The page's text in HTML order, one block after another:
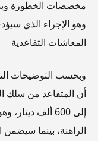
مخصصات الخطورة
وهو الإجراء الذي
المعاشات التقاعدية
وبحسب التوضيحات
إلى 600 ألف
الراهنة، بينما